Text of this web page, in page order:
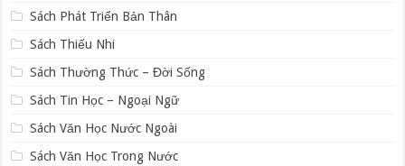
Sách Phát Triển Bản Thân
Sách Thiếu Nhi
Sách Thường Thức – Đời Sống
Sách Tin Học – Ngoại Ngữ
Sách Văn Học Nước Ngoài
Sách Văn Học Trong Nước